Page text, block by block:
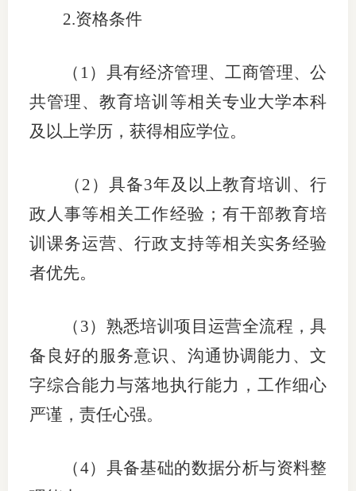
2.资格条件
（ 1）具有经济管理、工商管理、公
共管理、教育培训等相关专业大学本科
及以上学历，获得相应学位。
（ 2）具备3年及以上教育培训、行
政人事等相关工作经验；有干部教育培
训课务运营、行政支持等相关实务经验
者优先。
（ 3）熟悉培训项目运营全流程，具
备良好的服务意识、沟通协调能力、文
字综合能力与落地执行能力，工作细心
严谨，责任心强。
（4）具备基础的数据分析与资料整